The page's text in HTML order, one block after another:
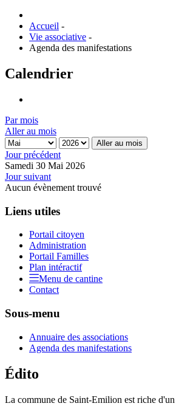
Accueil -
Vie associative -
Agenda des manifestations
Calendrier
Par mois
Aller au mois
Aller au mois
Jour précédent
Samedi 30 Mai 2026
Jour suivant
Aucun évènement trouvé
Liens utiles
Portail citoyen
Administration
Portail Familles
Plan intéractif
Menu de cantine
Contact
Sous-menu
Annuaire des associations
Agenda des manifestations
Édito
La commune de Saint-Emilion est riche